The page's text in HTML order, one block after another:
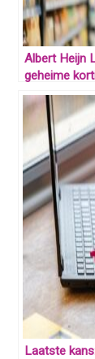
Albert Heijn
geheime
Laatste